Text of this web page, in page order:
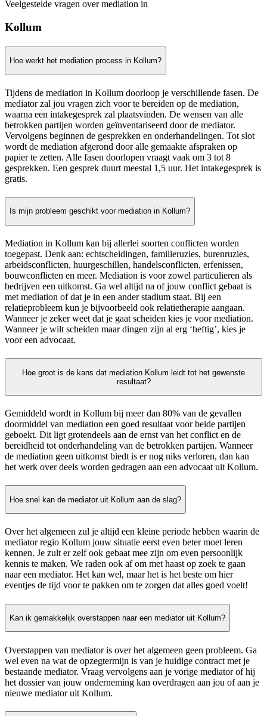
Veelgestelde vragen over mediation in
Kollum
Hoe werkt het mediation process in Kollum?
Tijdens de mediation in Kollum doorloop je verschillende fasen. De
mediator zal jou vragen zich voor te bereiden op de mediation,
waarna een intakegesprek zal plaatsvinden. De wensen van alle
betrokken partijen worden geïnventariseerd door de mediator.
Vervolgens beginnen de gesprekken en onderhandelingen. Tot slot
wordt de mediation afgerond door alle gemaakte afspraken op
papier te zetten. Alle fasen doorlopen vraagt vaak om 3 tot 8
gesprekken. Een gesprek duurt meestal 1,5 uur. Het intakegesprek is
gratis.
Is mijn probleem geschikt voor mediation in Kollum?
Mediation in Kollum kan bij allerlei soorten conflicten worden
toegepast. Denk aan: echtscheidingen, familieruzies, burenruzies,
arbeidsconflicten, huurgeschillen, handelsconflicten, erfenissen,
bouwconflicten en meer. Mediation is voor zowel particulieren als
bedrijven een uitkomst. Ga wel altijd na of jouw conflict gebaat is
met mediation of dat je in een ander stadium staat. Bij een
relatieprobleem kun je bijvoorbeeld ook relatietherapie aangaan.
Wanneer je zeker weet dat je gaat scheiden kies je voor mediation.
Wanneer je wilt scheiden maar dingen zijn al erg ‘heftig’, kies je
voor een advocaat.
Hoe groot is de kans dat mediation Kollum leidt tot het gewenste
resultaat?
Gemiddeld wordt in Kollum bij meer dan 80% van de gevallen
doormiddel van mediation een goed resultaat voor beide partijen
geboekt. Dit ligt grotendeels aan de ernst van het conflict en de
bereidheid tot onderhandeling van de betrokken partijen. Wanneer
de mediation geen uitkomst biedt is er nog niks verloren, dan kan
het werk over deels worden gedragen aan een advocaat uit Kollum.
Hoe snel kan de mediator uit Kollum aan de slag?
Over het algemeen zul je altijd een kleine periode hebben waarin de
mediator regio Kollum jouw situatie eerst even beter moet leren
kennen. Je zult er zelf ook gebaat mee zijn om even persoonlijk
kennis te maken. We raden ook af om met haast op zoek te gaan
naar een mediator. Het kan wel, maar het is het beste om hier
eventjes de tijd voor te pakken om te zorgen dat alles goed voelt!
Kan ik gemakkelijk overstappen naar een mediator uit Kollum?
Overstappen van mediator is over het algemeen geen probleem. Ga
wel even na wat de opzegtermijn is van je huidige contract met je
bestaande mediator. Vraag vervolgens aan je vorige mediator of hij
het dossier van jouw onderneming kan overdragen aan jou of aan je
nieuwe mediator uit Kollum.